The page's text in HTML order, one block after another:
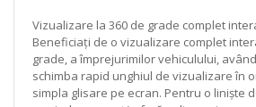
Vizualizare la 360 de grade complet
Beneficiați de o vizualizare complet
grade, a împrejurimilor vehiculului,
schimba rapid unghiul de vizualizare în
simpla glisare pe ecran. Pentru o liniște